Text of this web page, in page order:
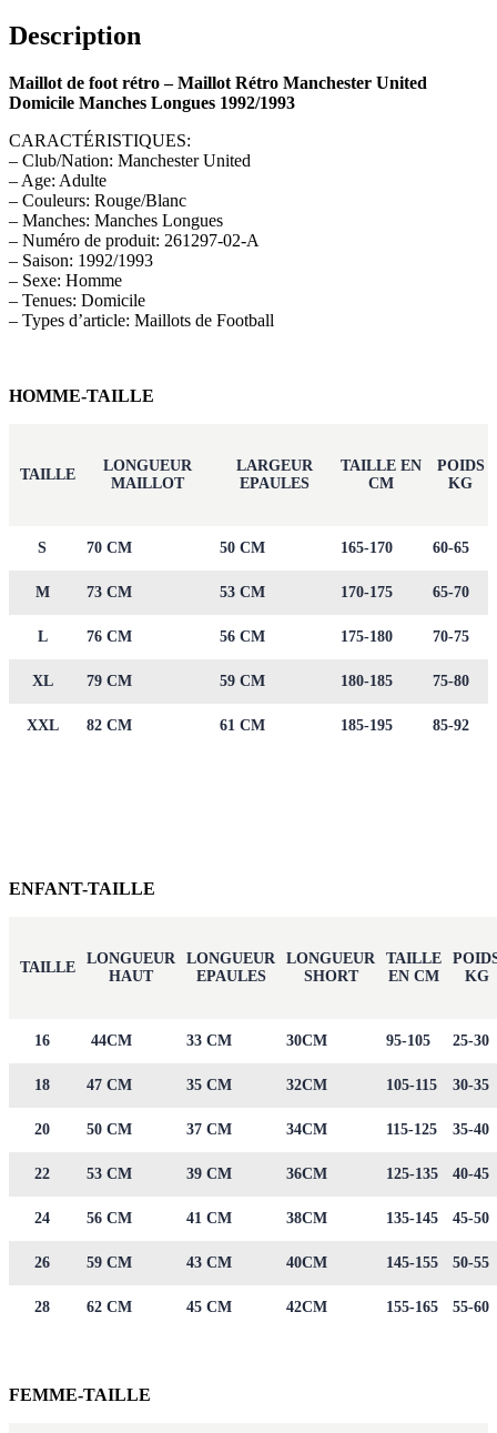
Description
Maillot de foot rétro – Maillot Rétro Manchester United
Domicile Manches Longues 1992/1993
CARACTÉRISTIQUES:
– Club/Nation: Manchester United
– Age: Adulte
– Couleurs: Rouge/Blanc
– Manches: Manches Longues
– Numéro de produit: 261297-02-A
– Saison: 1992/1993
– Sexe: Homme
– Tenues: Domicile
– Types d’article: Maillots de Football
HOMME-TAILLE
TAILLE
LONGUEUR
MAILLOT
LARGEUR
EPAULES
TAILLE EN
CM
POIDS
KG
S 70 CM 50 CM 165-170 60-65
M 73 CM 53 CM 170-175 65-70
L 76 CM 56 CM 175-180 70-75
XL 79 CM 59 CM 180-185 75-80
XXL 82 CM 61 CM 185-195 85-92
ENFANT-TAILLE
TAILLE
LONGUEUR
HAUT
LONGUEUR
EPAULES
LONGUEUR
SHORT
TAILLE
EN CM
KG
16 44CM 33 CM 30CM 95-105 25-30
18 47 CM 35 CM 32CM 105-115 30-35
20 50 CM 37 CM 34CM 115-125 35-40
22 53 CM 39 CM 36CM 125-135 40-45
24 56 CM 41 CM 38CM 135-145 45-50
26 59 CM 43 CM 40CM 145-155 50-55
28 62 CM 45 CM 42CM 155-165 55-60
FEMME-TAILLE